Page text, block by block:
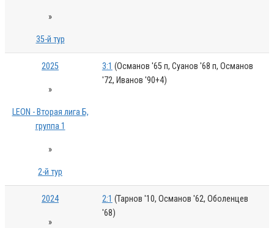
»
35-й тур
2025
»
LEON - Вторая лига Б,
группа 1
»
2-й тур
3:1 (Османов '65 п, Суанов '68 п, Османов
'72, Иванов '90+4)
2024
»
2:1 (Тарнов '10, Османов '62, Оболенцев
'68)